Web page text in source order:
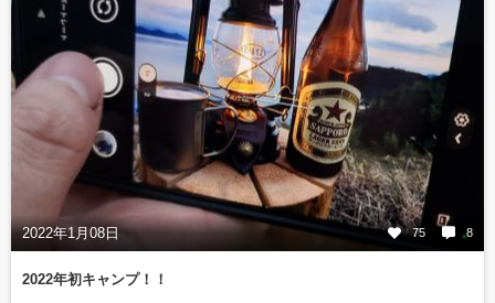
2022年1月08日 75 8
2022年初キャンプ！！